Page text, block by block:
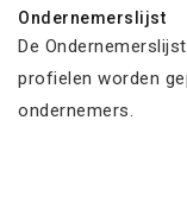
Ondernemerslijst
De
profielen worden
ondernemers.